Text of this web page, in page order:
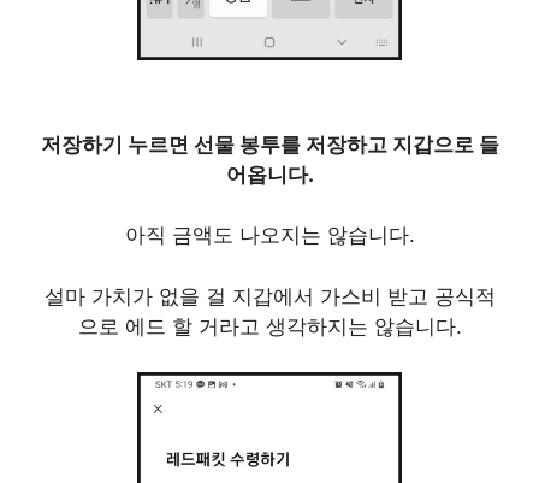
저장하기 누르면 선물 봉투를 저장하고 지갑으로 들
어옵니다.
아직 금액도 나오지는 않습니다.
설마 가치가 없을 걸 지갑에서 가스비 받고 공식적
으로 에드 할 거라고 생각하지는 않습니다.